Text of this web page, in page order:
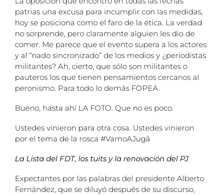
patrias una excusa para incumplir con las medidas,
hoy se posiciona como el faro de la ética. La verdad
no sorprende, pero claramente alguien les dio de
comer. Me parece que el evento supera a los actores
y al “nado sincronizado” de los medios y ¿periodistas
militantes? Ah, cierto, que sólo son militantes o
pauteros los que tienen pensamientos cercanos al
peronismo. Para todo lo demás FOPEA.
Bueno, hasta ahí LA FOTO. Que no es poco.
Ustedes vinieron para otra cosa. Ustedes vinieron
por el tema de la rosca #VamoAJugá
La Lista del FDT, los tuits y la renovación del PJ
Expectantes por las palabras del presidente Alberto
Fernández, que se diluyó después de su discurso,